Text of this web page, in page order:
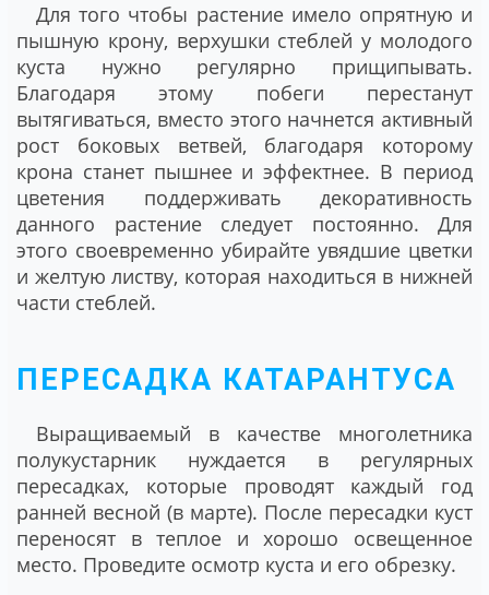
Для того чтобы растение имело опрятную и
пышную крону, верхушки стеблей у молодого
куста нужно регулярно прищипывать.
Благодаря этому побеги перестанут
вытягиваться, вместо этого начнется активный
рост боковых ветвей, благодаря которому
крона станет пышнее и эффектнее. В период
цветения поддерживать декоративность
данного растение следует постоянно. Для
этого своевременно убирайте увядшие цветки
и желтую листву, которая находиться в нижней
части стеблей.
ПЕРЕСАДКА КАТАРАНТУСА
Выращиваемый в качестве многолетника
полукустарник нуждается в регулярных
пересадках, которые проводят каждый год
ранней весной (в марте). После пересадки куст
переносят в теплое и хорошо освещенное
место. Проведите осмотр куста и его обрезку.